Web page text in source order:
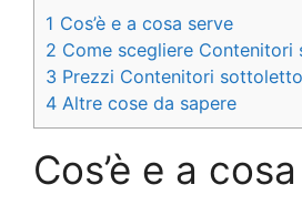
1 Cos’è e a cosa serve
2 Come scegliere
3 Prezzi Contenitori sottoletto
4 Altre cose da sapere
Cos’è e a